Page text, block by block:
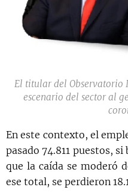
El titular del Observatorio
escenario del sector al
En este contexto, el
pasado 74.811 puestos,
que la caída se moderó
ese total, se perdieron